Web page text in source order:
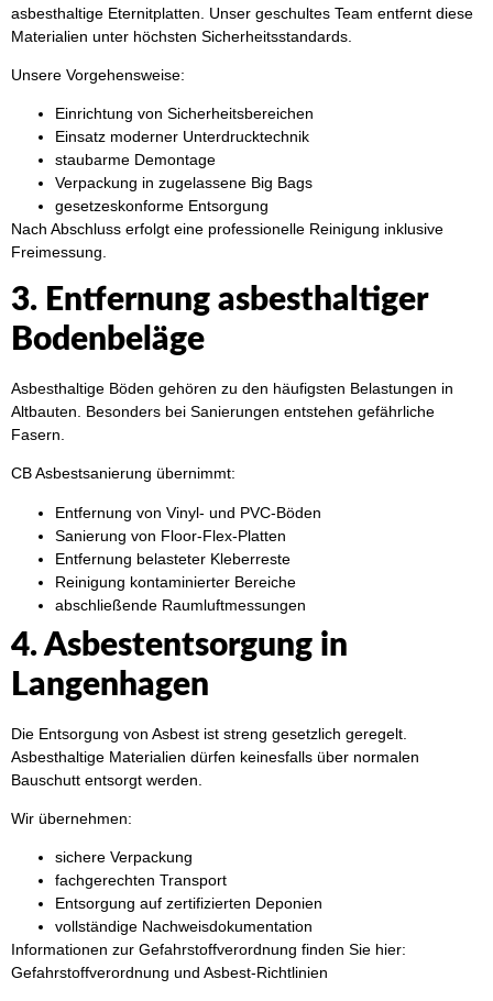
asbesthaltige Eternitplatten. Unser geschultes Team entfernt diese
Materialien unter höchsten Sicherheitsstandards.
Unsere Vorgehensweise:
Einrichtung von Sicherheitsbereichen
Einsatz moderner Unterdrucktechnik
staubarme Demontage
Verpackung in zugelassene Big Bags
gesetzeskonforme Entsorgung
Nach Abschluss erfolgt eine professionelle Reinigung inklusive
Freimessung.
3. Entfernung asbesthaltiger
Bodenbeläge
Asbesthaltige Böden gehören zu den häufigsten Belastungen in
Altbauten. Besonders bei Sanierungen entstehen gefährliche
Fasern.
CB Asbestsanierung übernimmt:
Entfernung von Vinyl- und PVC-Böden
Sanierung von Floor-Flex-Platten
Entfernung belasteter Kleberreste
Reinigung kontaminierter Bereiche
abschließende Raumluftmessungen
4. Asbestentsorgung in
Langenhagen
Die Entsorgung von Asbest ist streng gesetzlich geregelt.
Asbesthaltige Materialien dürfen keinesfalls über normalen
Bauschutt entsorgt werden.
Wir übernehmen:
sichere Verpackung
fachgerechten Transport
Entsorgung auf zertifizierten Deponien
vollständige Nachweisdokumentation
Informationen zur Gefahrstoffverordnung finden Sie hier:
Gefahrstoffverordnung und Asbest-Richtlinien